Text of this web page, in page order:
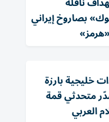
بصاروخ إيراني
خليجية بارزة
متحدثي قمة
العربي